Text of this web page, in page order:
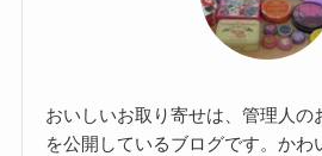
おいしいお取り寄せは、管理人の
を公開しているブログです。かわ